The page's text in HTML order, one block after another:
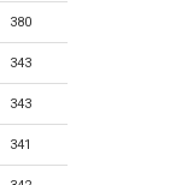
380
343
343
341